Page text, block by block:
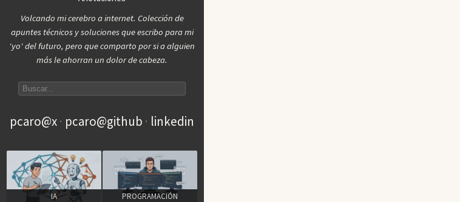
Volcando mi cerebro a internet. Colección de
apuntes técnicos y soluciones que escribo para mi
'yo' del futuro, pero que comparto por si a alguien
más le ahorran un dolor de cabeza.
Search articles
pcaro@x pcaro@github linkedin
IA PROGRAMACIÓN